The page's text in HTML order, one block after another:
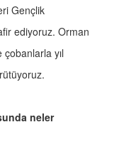
Gençlik
ediyoruz. Orman
çobanlarla yıl
neler